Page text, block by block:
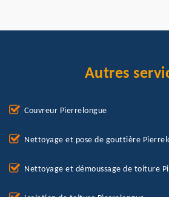
Autres
Couvreur Pierrelongue
Nettoyage et pose de gouttière
Nettoyage et démoussage de toiture